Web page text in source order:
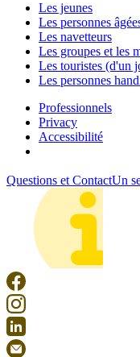
Les jeunes
Les personnes
Les navetteurs
Les groupes et les
Les touristes (d'un
Les personnes
Professionnels
Privacy
Accessibilité
Questions et ContactUn